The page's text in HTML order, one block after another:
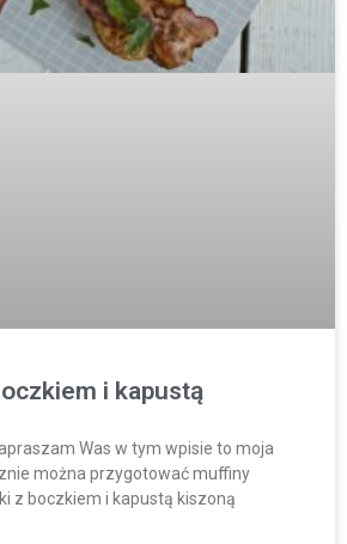
i kapustą
Was w tym wpisie to moja
można przygotować muffiny
z boczkiem i kapustą kiszoną